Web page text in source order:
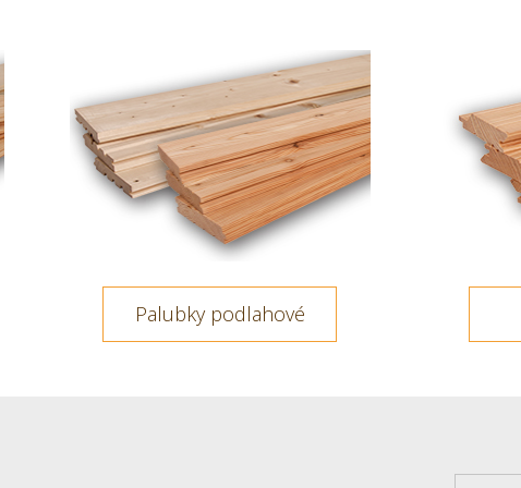
Palubky podlahové